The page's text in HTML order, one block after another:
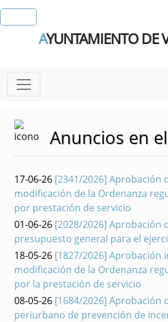
AYUNTAMIENTO DE
Anuncios en
17-06-26 [2341/2026] Aprobación
modificación de la Ordenanza
por prestación de servicio
01-06-26 [2028/2026] Aprobación
presupuesto general para el
18-05-26 [1827/2026] Aprobación
modificación de la Ordenanza
por la prestación de servicio
08-05-26 [1684/2026] Aprobación
periurbano de prevención de